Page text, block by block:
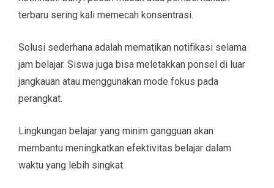
terbaru sering kali memecah konsentrasi.
Solusi sederhana adalah mematikan notifikasi selama
jam belajar. Siswa juga bisa meletakkan ponsel di luar
jangkauan atau menggunakan mode fokus pada
perangkat.
Lingkungan belajar yang minim gangguan akan
membantu meningkatkan efektivitas belajar dalam
waktu yang lebih singkat.